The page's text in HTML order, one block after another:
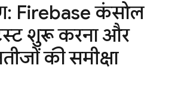
Firebaseकंसोल
शुरू करना और
की समीक्षा